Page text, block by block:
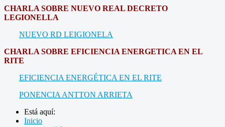
CHARLA SOBRE NUEVO REAL DECRETO
LEGIONELLA
NUEVO RD LEIGIONELA
CHARLA SOBRE EFICIENCIA ENERGETICA EN EL
RITE
EFICIENCIA ENERGÉTICA EN EL RITE
PONENCIA ANTTON ARRIETA
Está aquí:
Inicio